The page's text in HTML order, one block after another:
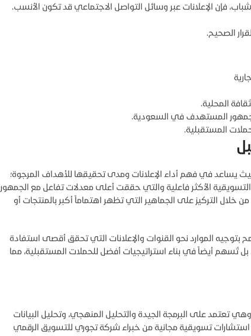
فإن الإعلانات عبر وسائل التواصل الاجتماعي قد تكون الأنسب.
الصحيح.
المحلية.
الجمهور المستهدف في السعودية.
المستقبلية.
يساعد في فهم أداء الإعلانات ومدى تحقيقها للأهداف المرجوة؛
الأكثر فاعلية والتي حققت أعلى معدلات تفاعل مع الجمهور
التركيز على الجماهير التي تظهر اهتماماً أكبر بالمنتجات أو
بتوجيه الموارد نحو القنوات والإعلانات التي تحقق أقصى استفادة
تُسهم أيضاً في بناء استراتيجيات أفضل للحملات المستقبلية، مما
تعتمد على البرمجة الجيدة والتحليل المنهجي، وتحليل البيانات
استشارات تسويقية مجانية من خبراء شركة تجوري للتسويق الرقمي